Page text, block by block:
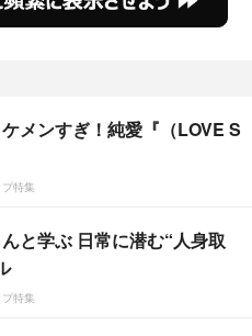
メンすぎ！純愛『（LOVE S
特集
と学ぶ 日常に潜む“人身取
特集